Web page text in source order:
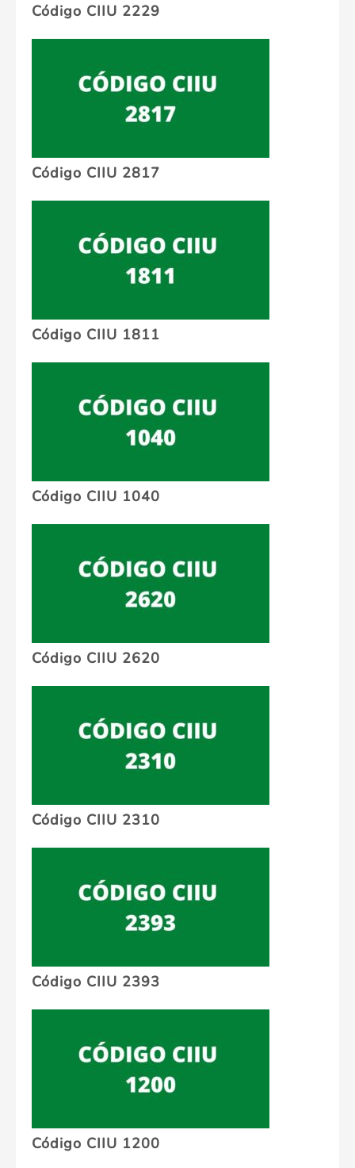
Código CIIU 2229
Código CIIU 2817
Código CIIU 1811
Código CIIU 1040
Código CIIU 2620
Código CIIU 2310
Código CIIU 2393
Código CIIU 1200